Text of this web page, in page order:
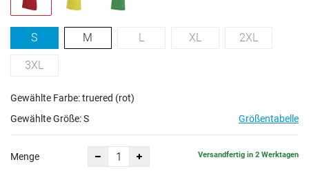
S M L XL 2XL
3XL
Gewählte Farbe: truered (rot)
Gewählte Größe:S Größentabelle
Menge Versandfertig in 2 Werktagen